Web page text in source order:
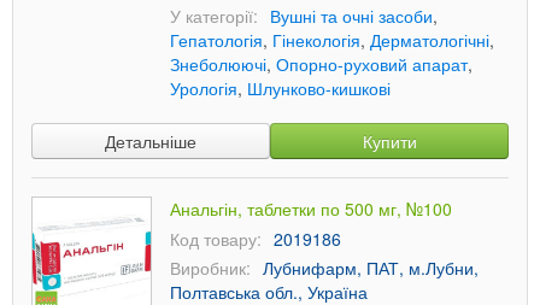
У категорії: Вушні та очні засоби,
Гепатологія, Гінекологія, Дерматологічні,
Знеболюючі, Опорно-руховий апарат,
Урологія, Шлунково-кишкові
Детальніше Купити
Анальгін, таблетки по 500 мг, №100
Код товару: 2019186
Виробник: Лубнифарм, ПАТ, м.Лубни,
Полтавська обл., Україна